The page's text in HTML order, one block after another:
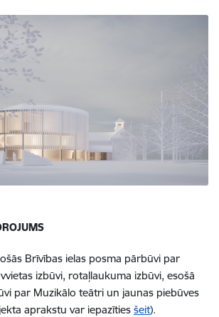
Brīvības ielas posma pārbūvi par
izbūvi, rotaļlaukuma izbūvi, esošā
par Muzikālo teātri un jaunas piebūves
aprakstu var iepazīties šeit).